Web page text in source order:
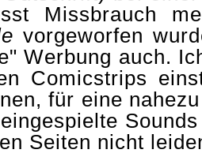
Missbrauch
vorgeworfen
Werbung auch.
Comicstrips
für eine
Seiten nicht